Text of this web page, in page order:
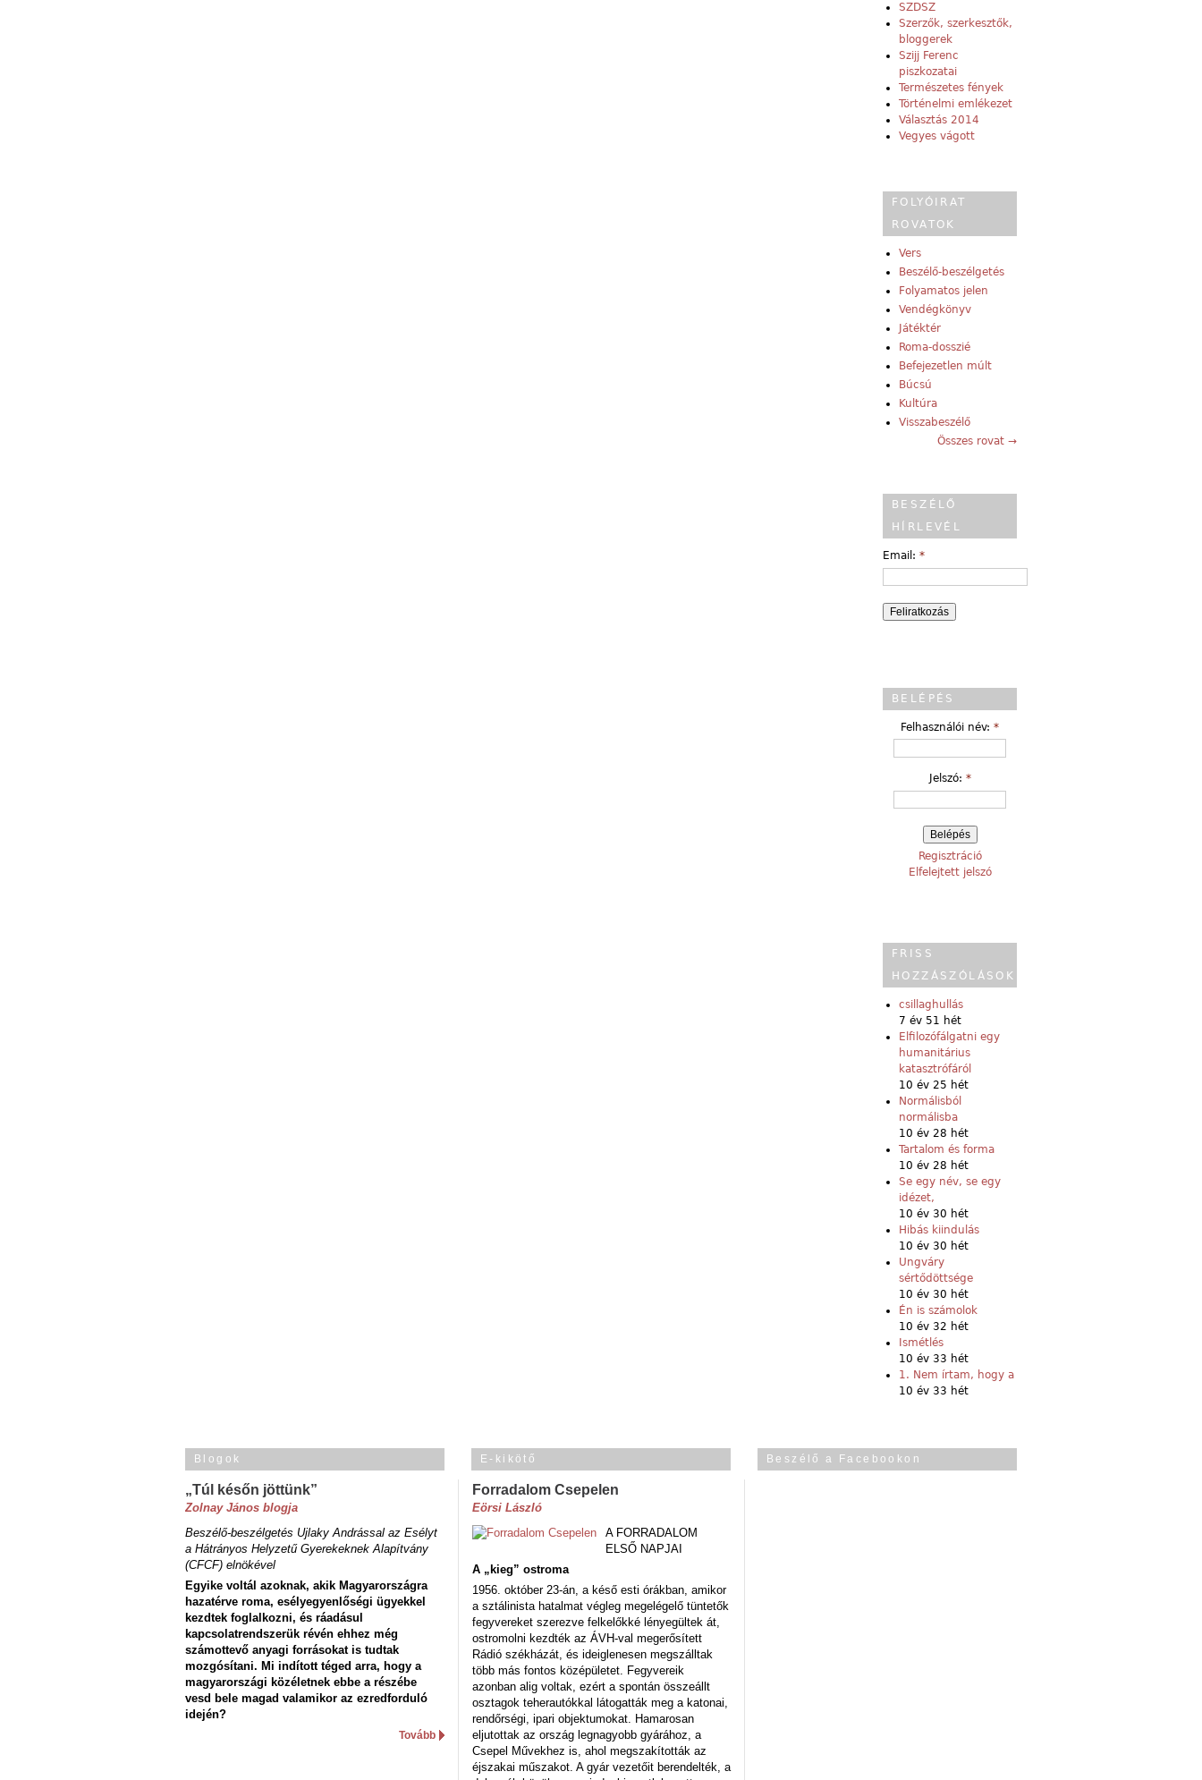
SZDSZ
Szerzők, szerkesztők,
bloggerek
Szijj Ferenc
piszkozatai
Természetes fények
Történelmi emlékezet
Választás 2014
Vegyes vágott
FOLYÓIRAT
ROVATOK
Vers
Beszélő-beszélgetés
Folyamatos jelen
Vendégkönyv
Játéktér
Roma-dosszié
Befejezetlen múlt
Búcsú
Kultúra
Visszabeszélő
Összes rovat →
BESZÉLŐ
HÍRLEVÉL
Email: *
BELÉPÉS
Felhasználói név: *
Jelszó: *
Regisztráció
Elfelejtett jelszó
FRISS
HOZZÁSZÓLÁSOK
csillaghullás
7 év 51 hét
Elfilozófálgatni egy
humanitárius
katasztrófáról
10 év 25 hét
Normálisból
normálisba
10 év 28 hét
Tartalom és forma
10 év 28 hét
Se egy név, se egy
idézet,
10 év 30 hét
Hibás kiindulás
10 év 30 hét
Ungváry
sértődöttsége
10 év 30 hét
Én is számolok
10 év 32 hét
Ismétlés
10 év 33 hét
1. Nem írtam, hogy a
10 év 33 hét
Blogok
„Túl későn jöttünk”
Zolnay János blogja
Beszélő-beszélgetés Ujlaky Andrással az Esélyt
a Hátrányos Helyzetű Gyerekeknek Alapítvány
(CFCF) elnökével
Egyike voltál azoknak, akik Magyarországra
hazatérve roma, esélyegyenlőségi ügyekkel
kezdtek foglalkozni, és ráadásul
kapcsolatrendszerük révén ehhez még
számottevő anyagi forrásokat is tudtak
mozgósítani. Mi indított téged arra, hogy a
magyarországi közéletnek ebbe a részébe
vesd bele magad valamikor az ezredforduló
idején?
Tovább
E-kikötő
Forradalom Csepelen
Eörsi László
A FORRADALOM
ELSŐ NAPJAI
A „kieg” ostroma
1956. október 23-án, a késő esti órákban, amikor
a sztálinista hatalmat végleg megelégelő tüntetők
fegyvereket szerezve felkelőkké lényegültek át,
ostromolni kezdték az ÁVH-val megerősített
Rádió székházát, és ideiglenesen megszálltak
több más fontos középületet. Fegyvereik
azonban alig voltak, ezért a spontán összeállt
osztagok teherautókkal látogatták meg a katonai,
rendőrségi, ipari objektumokat. Hamarosan
eljutottak az ország legnagyobb gyárához, a
Csepel Művekhez is, ahol megszakították az
éjszakai műszakot. A gyár vezetőit berendelték, a
Beszélő a Facebookon